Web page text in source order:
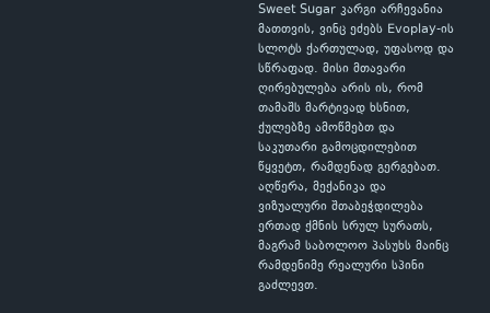
Sweet Sugar კარგი არჩევანია
მათთვის, ვინც ეძებს Evoplay-ის
სლოტს ქართულად, უფასოდ და
სწრაფად. მისი მთავარი
ღირებულება არის ის, რომ
თამაშს მარტივად ხსნით,
ქულებზე ამოწმებთ და
საკუთარი გამოცდილებით
წყვეტთ, რამდენად გერგებათ.
აღწერა, მექანიკა და
ვიზუალური შთაბეჭდილება
ერთად ქმნის სრულ სურათს,
მაგრამ საბოლოო პასუხს მაინც
რამდენიმე რეალური სპინი
გაძლევთ.